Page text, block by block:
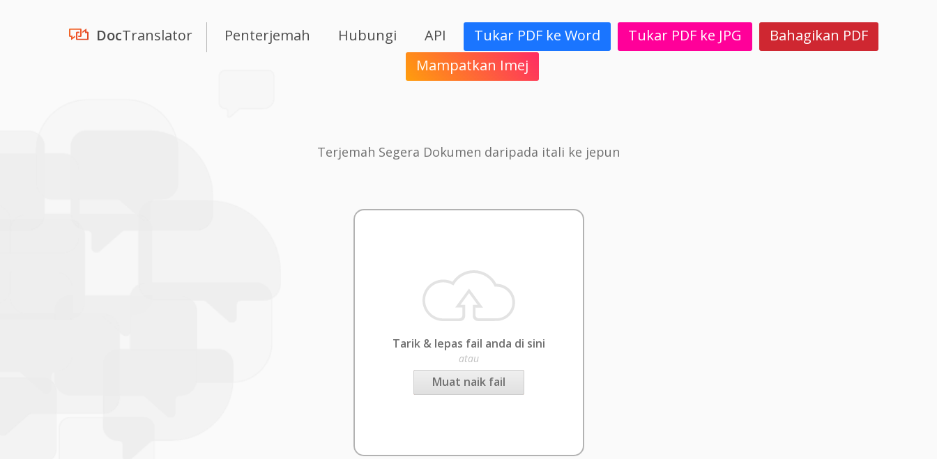
DocTranslator Penterjemah Hubungi API Tukar PDF ke Word Tukar PDF ke JPG
Bahagikan PDF
Mampatkan Imej
Terjemah Segera Dokumen daripada itali ke jepun
Tarik & lepas fail anda di sini
atau
Muat naik fail